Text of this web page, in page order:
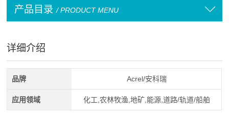
产品目录 / PRODUCT MENU
详细介绍
品牌 Acrel/安科瑞
应用领域 化工,农林牧渔,地矿,能源,道路/轨道/船舶